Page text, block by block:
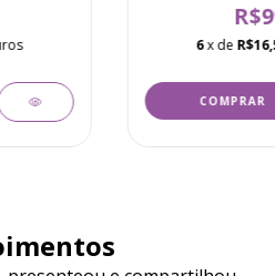
6x de